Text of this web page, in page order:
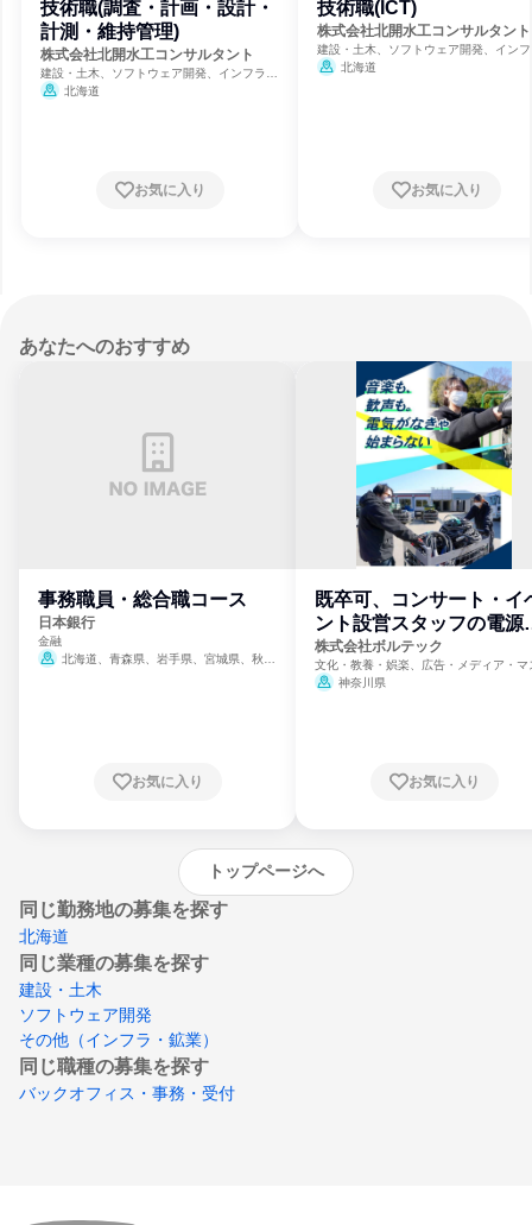
技術職(調査・計画・設計・
計測・維持管理)
株式会社北開水工コンサルタント
建設・土木、ソフトウェア開発、インフラ・
鉱業 北海道
お気に入り
技術職(ICT)
株式会社北開水工コンサルタント
建設・土木、ソフトウェア開発、イン
鉱業 北海道
お気に入り
あなたへのおすすめ
事務職員・総合職コース
日本銀行
金融
北海道、青森県、岩手県、宮城県、秋田
崎県、熊本県、大分県、宮崎県、鹿児島県、
お気に入り
既卒可、コンサート・イ
ント設営スタッフの電源
門
株式会社ボルテック
文化・教養・娯楽、広告・メディア・マ
ミ、電力・ガス・水道・エネルギー
神奈川県
お気に入り
トップページへ
同じ勤務地の募集を探す
北海道
同じ業種の募集を探す
建設・土木
ソフトウェア開発
その他（インフラ・鉱業）
同じ職種の募集を探す
バックオフィス・事務・受付